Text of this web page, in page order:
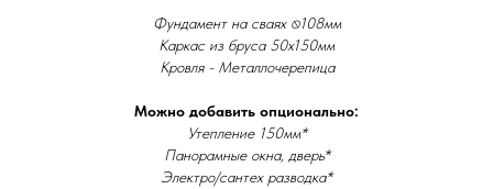
Фундамент на сваях ⍉108мм
Каркас из бруса 50х150мм
Кровля - Металлочерепица
Можно добавить опционально:
Утепление 150мм*
Панорамные окна, дверь*
Электро/сантех разводка*